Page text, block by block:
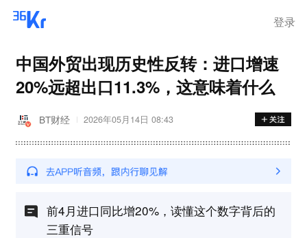
登录
中国外贸出现历史性反转：进口增速
20%远超出口11.3%，这意味着什么
BT财经 2026年05月14日 08:43
前4月进口同比增20%，读懂这个数字背后的
三重信号